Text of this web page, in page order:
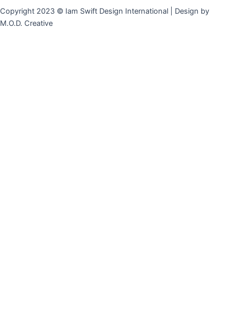
Copyright 2023 © Iam Swift Design International | Design by
M.O.D. Creative